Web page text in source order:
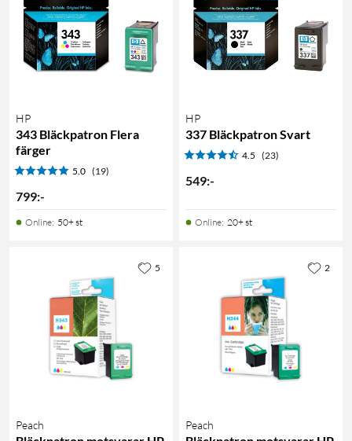
HP
343 Bläckpatron Flera
färger
5.0 (19)
799:-
Online: 50+ st
HP
337 Bläckpatron Svart
4.5 (23)
549:-
Online: 20+ st
Peach
5
Peach
2